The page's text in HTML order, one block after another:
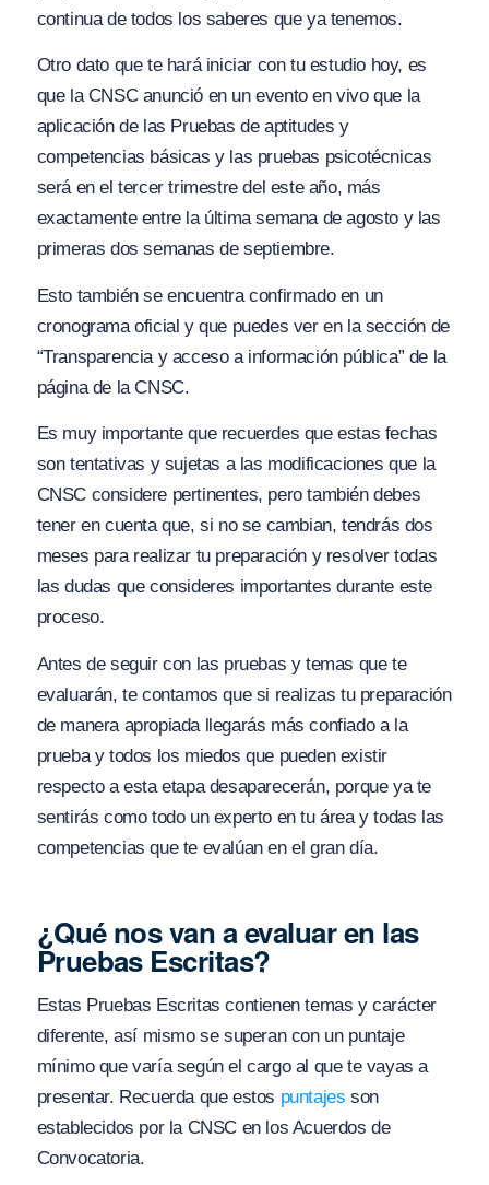
continua de todos los saberes que ya tenemos.
Otro dato que te hará iniciar con tu estudio hoy, es
que la CNSC anunció en un evento en vivo que la
aplicación de las Pruebas de aptitudes y
competencias básicas y las pruebas psicotécnicas
será en el tercer trimestre del este año, más
exactamente entre la última semana de agosto y las
primeras dos semanas de septiembre.
Esto también se encuentra confirmado en un
cronograma oficial y que puedes ver en la sección de
“Transparencia y acceso a información pública” de la
página de la CNSC.
Es muy importante que recuerdes que estas fechas
son tentativas y sujetas a las modificaciones que la
CNSC considere pertinentes, pero también debes
tener en cuenta que, si no se cambian, tendrás dos
meses para realizar tu preparación y resolver todas
las dudas que consideres importantes durante este
proceso.
Antes de seguir con las pruebas y temas que te
evaluarán, te contamos que si realizas tu preparación
de manera apropiada llegarás más confiado a la
prueba y todos los miedos que pueden existir
respecto a esta etapa desaparecerán, porque ya te
sentirás como todo un experto en tu área y todas las
competencias que te evalúan en el gran día.
¿Qué nos van a evaluar en las
Pruebas Escritas?
Estas Pruebas Escritas contienen temas y carácter
diferente, así mismo se superan con un puntaje
mínimo que varía según el cargo al que te vayas a
presentar. Recuerda que estos puntajes son
establecidos por la CNSC en los Acuerdos de
Convocatoria.